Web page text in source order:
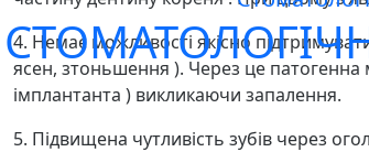
4. Немає можливості якісно
ясен, зтоньшення ). Через це патогенна
імплантанта ) викликаючи запалення.
5. Підвищена чутливість зубів через